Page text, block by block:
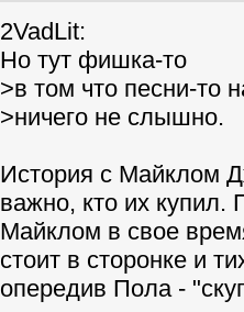
2VadLit:
Но тут фишка-то
>в том что песни-то
>ничего не слышно.
История с Майклом
важно, кто их
Майклом в свое
стоит в сторонке и
опередив Пола -